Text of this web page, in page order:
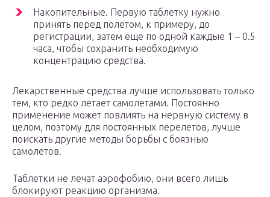
Накопительные. Первую таблетку нужно
принять перед полетом, к примеру, до
регистрации, затем еще по одной каждые 1 – 0.5
часа, чтобы сохранить необходимую
концентрацию средства.
Лекарственные средства лучше использовать только
тем, кто редко летает самолетами. Постоянно
применение может повлиять на нервную систему в
целом, поэтому для постоянных перелетов, лучше
поискать другие методы борьбы с боязнью
самолетов.
Таблетки не лечат аэрофобию, они всего лишь
блокируют реакцию организма.